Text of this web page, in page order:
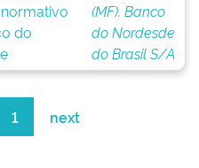
do
(MF). Banco
do Nordesde
do Brasil S/A
1 next